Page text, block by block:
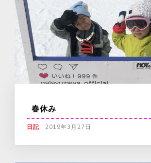
春休み
日記 | 2019年3月27日